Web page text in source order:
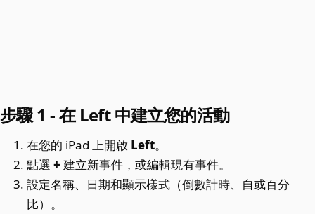
步驟 1 - 在 Left 中建立您的活動
在您的 iPad 上開啟 Left。
點選+ 建立新事件，或編輯現有事件。
設定名稱、日期和顯示樣式（倒數計時、自或百分
比）。